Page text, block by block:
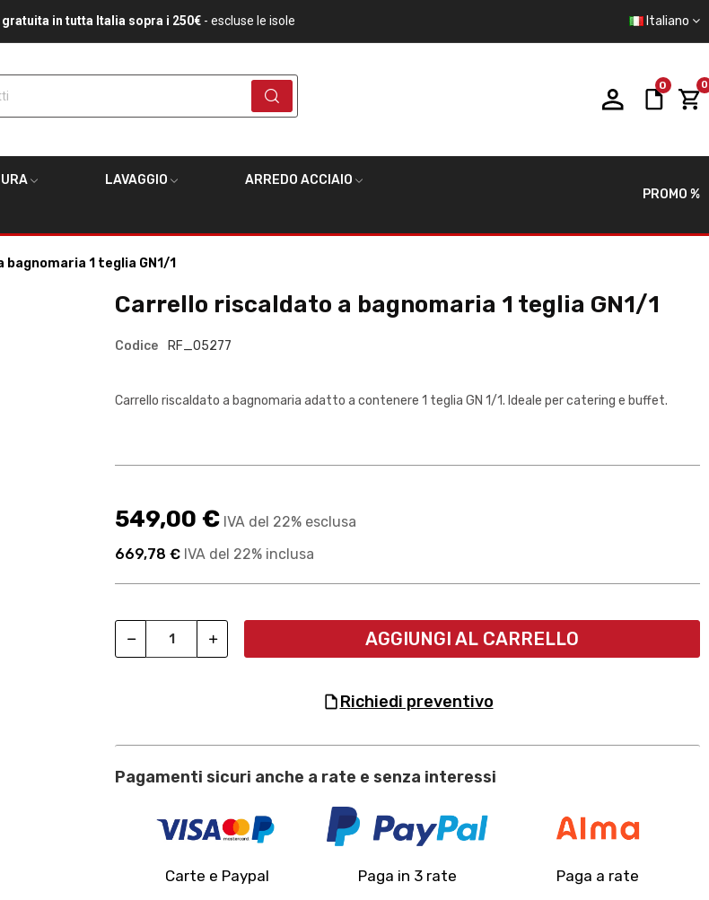
in tutta Italia sopra i 250€- escluse le isole Italiano
0 0
LAVAGGIO
ARREDO ACCIAIO
PROMO %
1 teglia GN1/1
Carrello riscaldato a bagnomaria 1 teglia GN1/1
Codice RF_05277
Carrello riscaldato a bagnomaria adatto a contenere 1 teglia GN 1/1. Ideale per catering e buffet.
549,00 € IVA del 22% esclusa
669,78 € IVA del 22% inclusa
AGGIUNGI AL CARRELLO
richiedi preventivo
Pagamenti sicuri anche a rate e senza interessi
Carte e Paypal Paga in 3 rate Paga a rate